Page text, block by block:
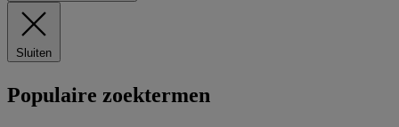
Sluiten
Populaire zoektermen